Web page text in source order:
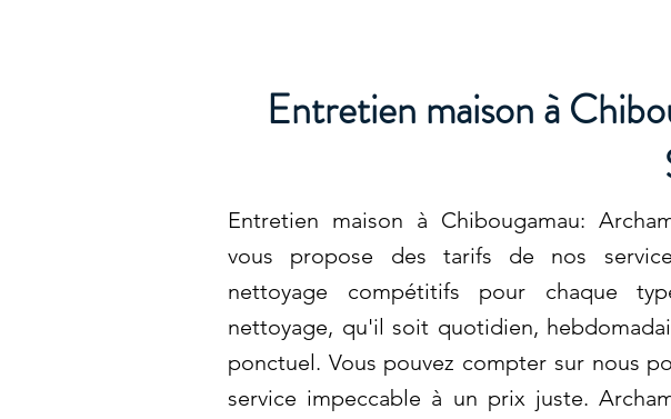
Entretien maison à
Entretien maison à Chibougamau:
vous propose des tarifs de nos
nettoyage compétitifs pour chaque
nettoyage, qu'il soit quotidien,
ponctuel. Vous pouvez compter sur nous
service impeccable à un prix juste.